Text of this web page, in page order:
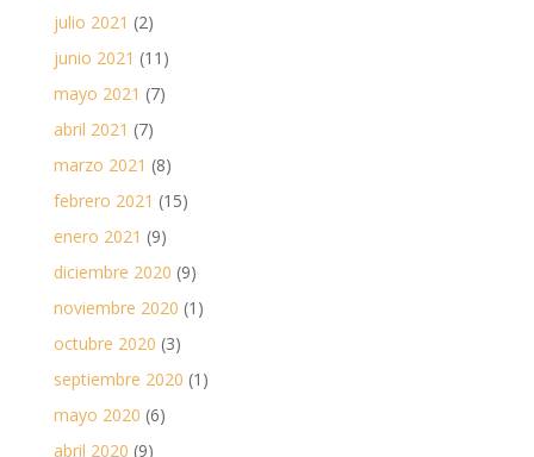
julio 2021 (2)
junio 2021 (11)
mayo 2021 (7)
abril 2021 (7)
marzo 2021 (8)
febrero 2021 (15)
enero 2021 (9)
diciembre 2020 (9)
noviembre 2020 (1)
octubre 2020 (3)
septiembre 2020 (1)
mayo 2020 (6)
abril 2020 (9)